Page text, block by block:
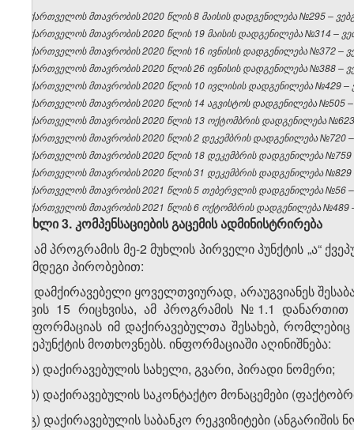
საქართველოს მთავრობის 2020 წლის 8 მაისის დადგენილება №295 –
საქართველოს მთავრობის 2020 წლის 19 მაისის დადგენილება №314 –
საქართველოს მთავრობის 2020 წლის 16 ივნისის დადგენილება №372 –
საქართველოს მთავრობის 2020 წლის 26 ივნისის დადგენილება №388 –
საქართველოს მთავრობის 2020 წლის 10 ივლისის დადგენილება №429 –
საქართველოს მთავრობის 2020 წლის 14 აგვისტოს დადგენილება №505
საქართველოს მთავრობის 2020 წლის 13 ოქტომბრის დადგენილება
საქართველოს მთავრობის 2020 წლის 2 დეკემბრის დადგენილება №720
საქართველოს მთავრობის 2020 წლის 18 დეკემბრის დადგენილება №759
საქართველოს მთავრობის 2020 წლის 31 დეკემბრის დადგენილება №829
საქართველოს მთავრობის 2021 წლის 5 თებერვლის დადგენილება №56 –
საქართველოს მთავრობის 2021 წლის 6 ოქტომბრის დადგენილება №489
მუხლი3. კომპენსაციების გაცემის ადმინისტრირება
1. ამ პროგრამის მე-2 მუხლის პირველი პუნქტის „ა“
შემდეგი პირობებით:
ა) დამქირავებელი ყოველთვიურად, არაუგვიანეს
თვის 15 რიცხვისა, ამ პროგრამის №1.1 დანართით
ინფორმაციას იმ დაქირავებულთა შესახებ,
ქვეპუნქტის მოთხოვნებს. ინფორმაციაში აღინიშნება:
ა.ა) დაქირავებულის სახელი, გვარი, პირადი ნომერი;
ა.ბ) დაქირავებულის საკონტაქტო მონაცემები
ა.გ) დაქირავებულის საბანკო რეკვიზიტები (ანგარიშის